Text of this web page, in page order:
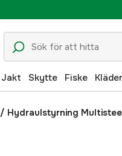
Jakt Skytte Fiske
/ Hydraulstyrning